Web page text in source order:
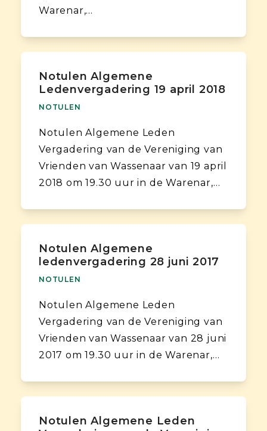
Warenar,…
Notulen Algemene
Ledenvergadering 19 april 2018
NOTULEN
Notulen Algemene Leden
Vergadering van de Vereniging van
Vrienden van Wassenaar van 19 april
2018 om 19.30 uur in de Warenar,…
Notulen Algemene
ledenvergadering 28 juni 2017
NOTULEN
Notulen Algemene Leden
Vergadering van de Vereniging van
Vrienden van Wassenaar van 28 juni
2017 om 19.30 uur in de Warenar,…
Notulen Algemene Leden